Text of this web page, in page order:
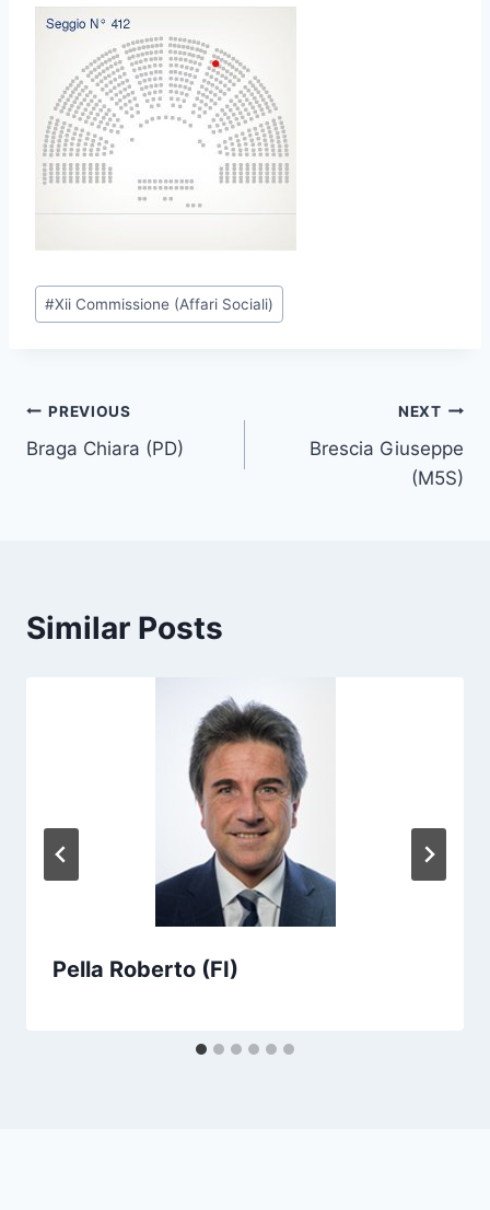
P
o
T
a
#Xii Commissione (Affari Sociali)
Post
navigation
PREVIOUS
Braga Chiara (PD)
NEXT
Brescia Giuseppe
(M5S)
Similar Posts
Pella Roberto (FI)